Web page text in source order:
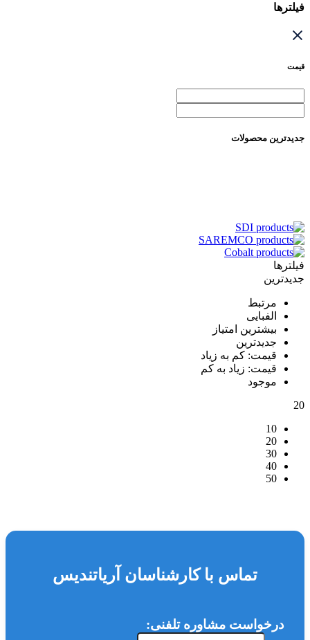
فیلترها
قیمت
جدیدترین محصولات
فیلترها
جدیدترین
مرتبط
الفبایی
بیشترین امتیاز
جدیدترین
قیمت: کم به زیاد
قیمت: زیاد به کم
موجود
20
10
20
30
40
50
تماس با کارشناسان آریاتندیس
درخواست مشاوره تلفنی: